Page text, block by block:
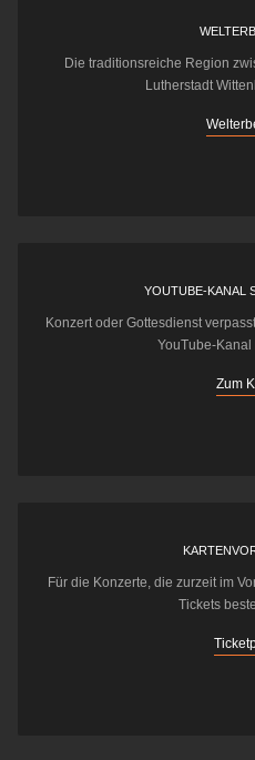
Die traditionsreiche Region
Lutherstadt
YOUTUBE-KANAL
Konzert oder Gottesdienst
YouTube-
Zum
Für die Konzerte, die zurzeit im
Tickets